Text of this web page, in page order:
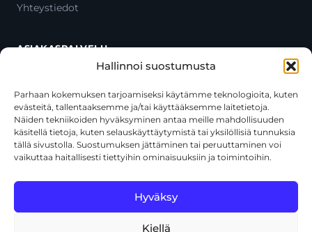
Hallinnoi suostumusta
Parhaan kokemuksen tarjoamiseksi käytämme teknologioita, kuten
evästeitä, tallentaaksemme ja/tai käyttääksemme laitetietoja.
Näiden tekniikoiden hyväksyminen antaa meille mahdollisuuden
käsitellä tietoja, kuten selauskäyttäytymistä tai yksilöllisiä tunnuksia
tällä sivustolla. Suostumuksen jättäminen tai peruuttaminen voi
vaikuttaa haitallisesti tiettyihin ominaisuuksiin ja toimintoihin.
Hyväksy
Kiellä
Yhteystiedot
ASIAKASPALVELU
Oma tili
Maksutavat
Toimitustavat
Usein kysytyt kysymykset
+358 44 270 3795
asiakaspalvelu@toolcat.fi